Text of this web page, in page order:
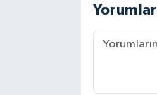
Yorumlar